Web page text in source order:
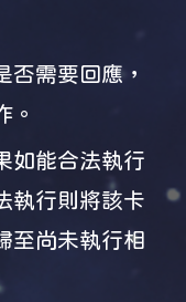
否需要回應，
。
如能合法執行
執行則將該卡
至尚未執行相